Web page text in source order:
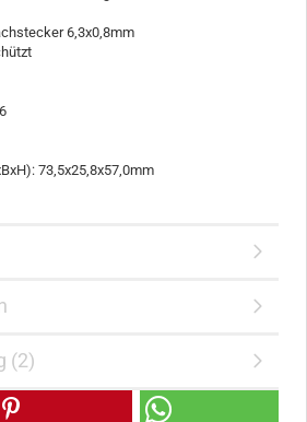
6,3x0,8mm
73,5x25,8x57,0mm
(2)